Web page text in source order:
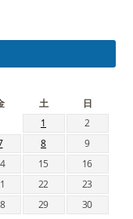
土
日
1
2
8
9
15
16
22
23
29
30